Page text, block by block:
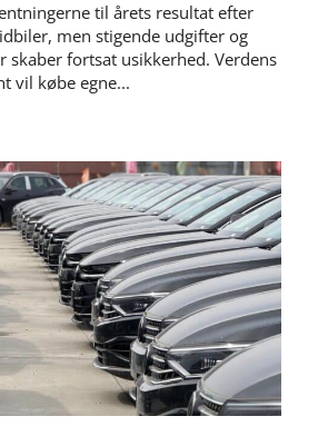
til årets resultat efter
men stigende udgifter og
fortsat usikkerhed. Verdens
vil købe egne...